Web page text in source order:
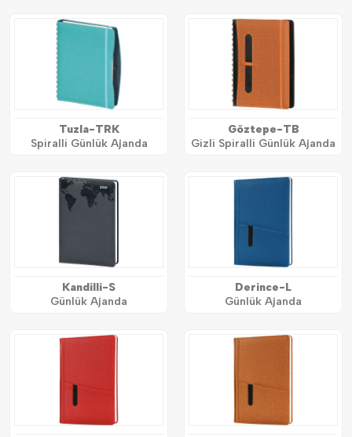
Tuzla-TRK
Spiralli Günlük Ajanda
Göztepe-TB
Gizli Spiralli Günlük Ajanda
Kandilli-S
Günlük Ajanda
Derince-L
Günlük Ajanda